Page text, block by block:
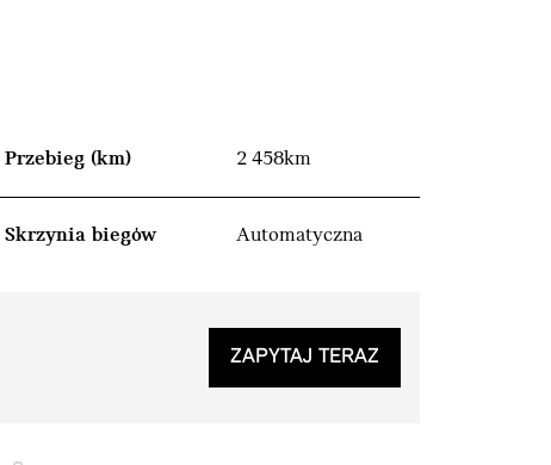
Przebieg (km) 2 458km
Skrzynia biegów Automatyczna
ZAPYTAJ TERAZ